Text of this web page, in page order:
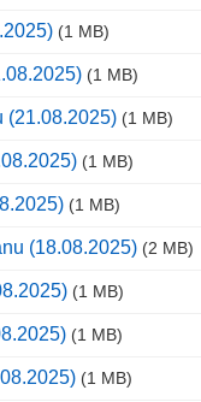
(1 MB)
(1 MB)
(21.08.2025) (1 MB)
(1 MB)
(1 MB)
(18.08.2025) (2 MB)
(1 MB)
(1 MB)
(1 MB)